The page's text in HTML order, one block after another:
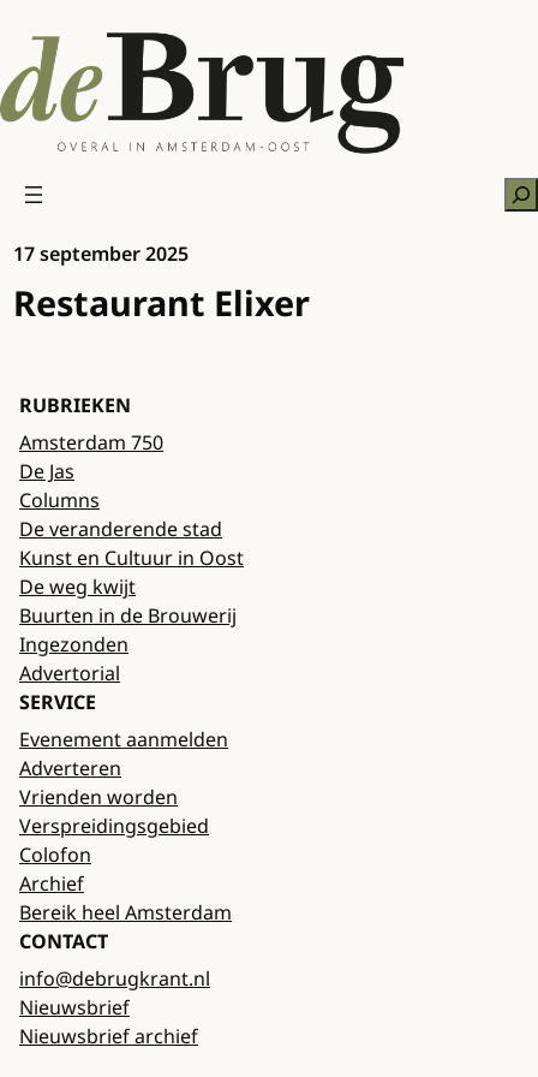
naar
de
inhoud
17 september 2025
Restaurant Elixer
RUBRIEKEN
Amsterdam 750
De Jas
Columns
De veranderende stad
Kunst en Cultuur in Oost
De weg kwijt
Buurten in de Brouwerij
Ingezonden
Advertorial
SERVICE
Evenement aanmelden
Adverteren
Vrienden worden
Verspreidingsgebied
Colofon
Archief
Bereik heel Amsterdam
CONTACT
info@debrugkrant.nl
Nieuwsbrief
Nieuwsbrief archief